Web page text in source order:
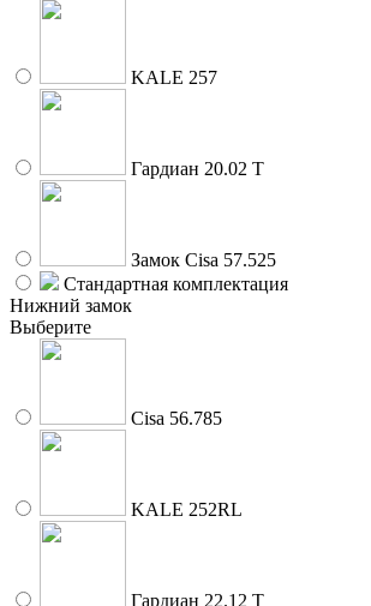
KALE 257
Гардиан 20.02 Т
Замок Cisa 57.525
Стандартная комплектация
Нижний замок
Выберите
Cisa 56.785
KALE 252RL
Гардиан 22.12 Т